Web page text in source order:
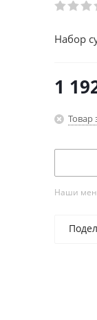
Набор
1
Товар
Наши